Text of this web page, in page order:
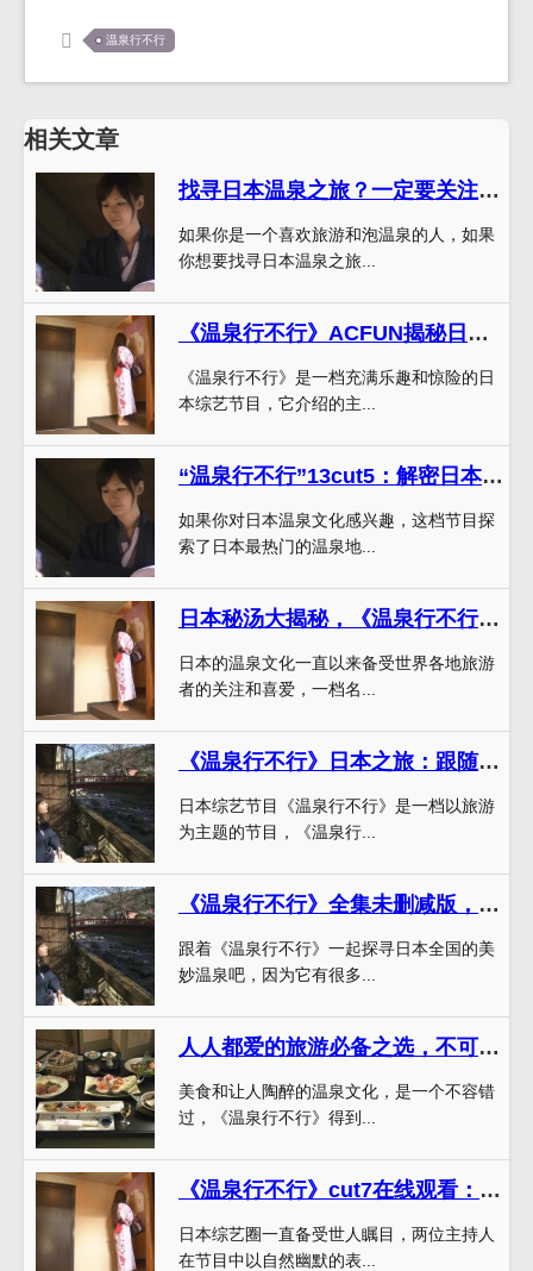
温泉行不行
相关文章
找寻日本温泉之旅？一定要关注《温泉行不行》无删减版视频
如果你是一个喜欢旅游和泡温泉的人，如果
你想要找寻日本温泉之旅...
《温泉行不行》ACFUN揭秘日本全国温泉乐趣无穷
《温泉行不行》是一档充满乐趣和惊险的日
本综艺节目，它介绍的主...
“温泉行不行”13cut5：解密日本最热门温泉地
如果你对日本温泉文化感兴趣，这档节目探
索了日本最热门的温泉地...
日本秘汤大揭秘，《温泉行不行》箱根篇全集强势登场
日本的温泉文化一直以来备受世界各地旅游
者的关注和喜爱，一档名...
《温泉行不行》日本之旅：跟随主持人在日本全国探寻温泉美食美景
日本综艺节目《温泉行不行》是一档以旅游
为主题的节目，《温泉行...
《温泉行不行》全集未删减版，晚秋适宜去这些温泉
跟着《温泉行不行》一起探寻日本全国的美
妙温泉吧，因为它有很多...
人人都爱的旅游必备之选，不可错过《温泉行不行》视频讲解
美食和让人陶醉的温泉文化，是一个不容错
过，《温泉行不行》得到...
《温泉行不行》cut7在线观看：深入探寻日本温泉文化
日本综艺圈一直备受世人瞩目，两位主持人
在节目中以自然幽默的表...